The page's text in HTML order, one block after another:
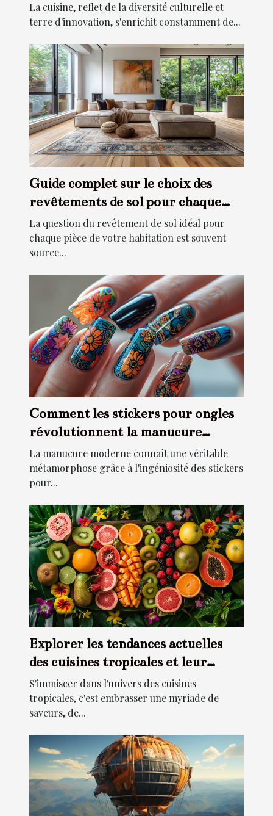
La cuisine, reflet de la diversité culturelle et
terre d'innovation, s'enrichit constamment de...
Guide complet sur le choix des
revêtements de sol pour chaque
pièce
La question du revêtement de sol idéal pour
chaque pièce de votre habitation est souvent
source...
Comment les stickers pour ongles
révolutionnent la manucure
moderne
La manucure moderne connaît une véritable
métamorphose grâce à l'ingéniosité des stickers
pour...
Explorer les tendances actuelles
des cuisines tropicales et leur
impact
S'immiscer dans l'univers des cuisines
tropicales, c'est embrasser une myriade de
saveurs, de...